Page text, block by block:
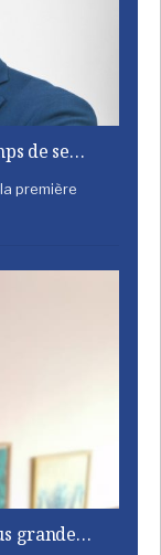
de se…
première
grande…